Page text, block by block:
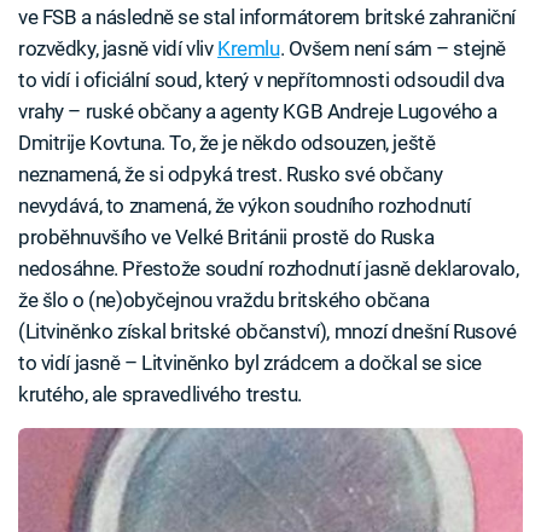
ve FSB a následně se stal informátorem britské zahraniční
rozvědky, jasně vidí vliv Kremlu. Ovšem není sám – stejně
to vidí i oficiální soud, který v nepřítomnosti odsoudil dva
vrahy – ruské občany a agenty KGB Andreje Lugového a
Dmitrije Kovtuna. To, že je někdo odsouzen, ještě
neznamená, že si odpyká trest. Rusko své občany
nevydává, to znamená, že výkon soudního rozhodnutí
proběhnuvšího ve Velké Británii prostě do Ruska
nedosáhne. Přestože soudní rozhodnutí jasně deklarovalo,
že šlo o (ne)obyčejnou vraždu britského občana
(Litviněnko získal britské občanství), mnozí dnešní Rusové
to vidí jasně – Litviněnko byl zrádcem a dočkal se sice
krutého, ale spravedlivého trestu.